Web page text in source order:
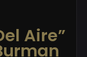
Aire”